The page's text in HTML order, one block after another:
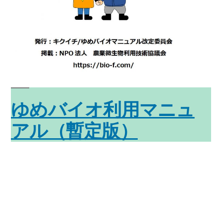
ゆめバイオ利用マニュ
アル（暫定版）